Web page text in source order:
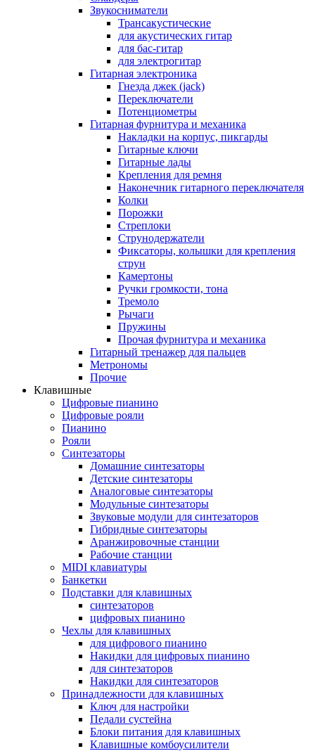
Звукосниматели
Трансакустические
для акустических гитар
для бас-гитар
для электрогитар
Гитарная электроника
Гнезда джек (jack)
Переключатели
Потенциометры
Гитарная фурнитура и механика
Накладки на корпус, пикгарды
Гитарные ключи
Гитарные лады
Крепления для ремня
Наконечник гитарного переключателя
Колки
Порожки
Стреплоки
Струнодержатели
Фиксаторы, колышки для крепления
струн
Камертоны
Ручки громкости, тона
Тремоло
Рычаги
Пружины
Прочая фурнитура и механика
Гитарный тренажер для пальцев
Метрономы
Прочие
Клавишные
Цифровые пианино
Цифровые рояли
Пианино
Рояли
Синтезаторы
Домашние синтезаторы
Детские синтезаторы
Аналоговые синтезаторы
Модульные синтезаторы
Звуковые модули для синтезаторов
Гибридные синтезаторы
Аранжировочные станции
Рабочие станции
MIDI клавиатуры
Банкетки
Подставки для клавишных
синтезаторов
цифровых пианино
Чехлы для клавишных
для цифрового пианино
Накидки для цифровых пианино
для синтезаторов
Накидки для синтезаторов
Принадлежности для клавишных
Ключ для настройки
Педали сустейна
Блоки питания для клавишных
Клавишные комбоусилители